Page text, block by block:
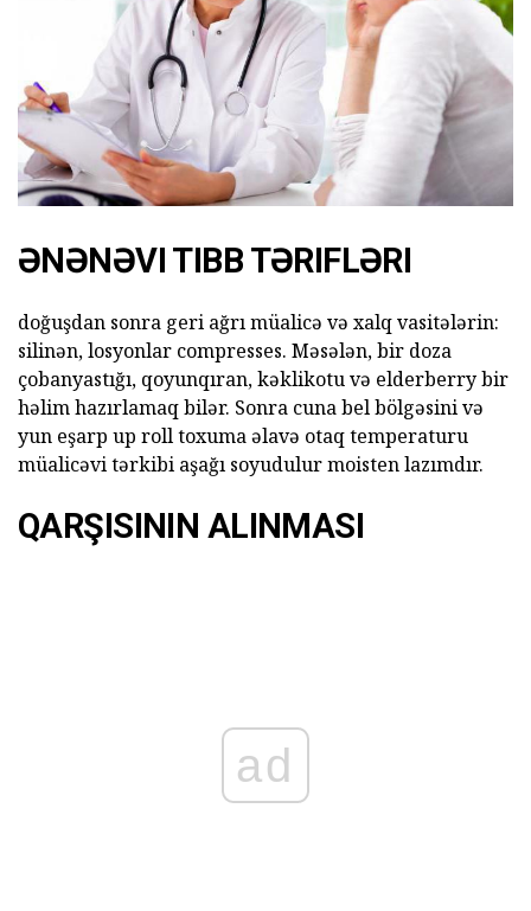
ƏNƏNƏVI TIBB TƏRIFLƏRI
doğuşdan sonra geri ağrı müalicə və xalq vasitələrin:
silinən, losyonlar compresses. Məsələn, bir doza
çobanyastığı, qoyunqıran, kəklikotu və elderberry bir
həlim hazırlamaq bilər. Sonra cuna bel bölgəsini və
yun eşarp up roll toxuma əlavə otaq temperaturu
müalicəvi tərkibi aşağı soyudulur moisten lazımdır.
QARŞISININ ALINMASI
ad